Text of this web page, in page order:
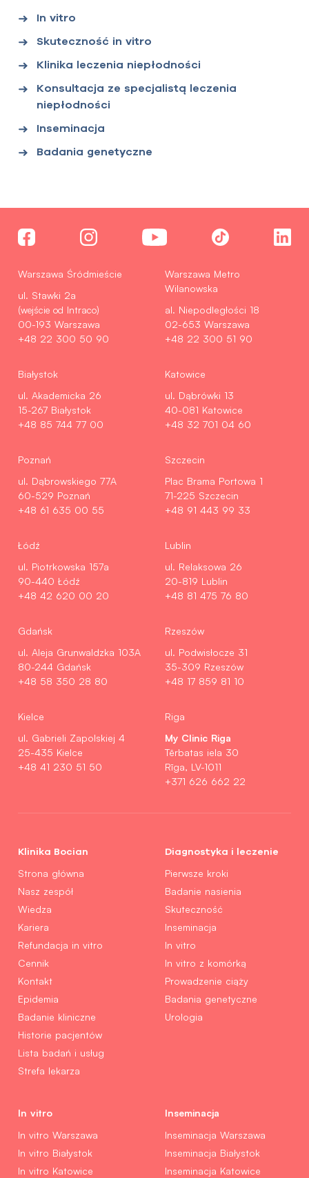
In vitro
Skuteczność in vitro
Klinika leczenia niepłodności
Konsultacja ze specjalistą leczenia
niepłodności
Inseminacja
Badania genetyczne
Warszawa Śródmieście
ul. Stawki 2a
(wejście od Intraco)
00-193 Warszawa
+48 22 300 50 90
Warszawa Metro
Wilanowska
al. Niepodległości 18
02-653 Warszawa
+48 22 300 51 90
Białystok
ul. Akademicka 26
15-267 Białystok
+48 85 744 77 00
Katowice
ul. Dąbrówki 13
40-081 Katowice
+48 32 701 04 60
Poznań
ul. Dąbrowskiego 77A
60-529 Poznań
+48 61 635 00 55
Szczecin
Plac Brama Portowa 1
71-225 Szczecin
+48 91 443 99 33
Łódź
ul. Piotrkowska 157a
90-440 Łódź
+48 42 620 00 20
Lublin
ul. Relaksowa 26
20-819 Lublin
+48 81 475 76 80
Gdańsk
ul. Aleja Grunwaldzka 103A
80-244 Gdańsk
+48 58 350 28 80
Rzeszów
ul. Podwisłocze 31
35-309 Rzeszów
+48 17 859 81 10
Kielce
ul. Gabrieli Zapolskiej 4
25-435 Kielce
+48 41 230 51 50
Riga
My Clinic Riga
Tērbatas iela 30
Rīga, LV-1011
+371 626 662 22
Klinika Bocian
Strona główna
Nasz zespół
Wiedza
Kariera
Refundacja in vitro
Cennik
Kontakt
Epidemia
Badanie kliniczne
Historie pacjentów
Lista badań i usług
Strefa lekarza
Diagnostyka i leczenie
Pierwsze kroki
Badanie nasienia
Skuteczność
Inseminacja
In vitro
In vitro z komórką
Prowadzenie ciąży
Badania genetyczne
Urologia
In vitro
In vitro Warszawa
In vitro Białystok
In vitro Katowice
Inseminacja
Inseminacja Warszawa
Inseminacja Białystok
Inseminacja Katowice